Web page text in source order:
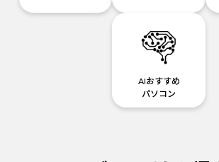
AIおすすめ
パソコン